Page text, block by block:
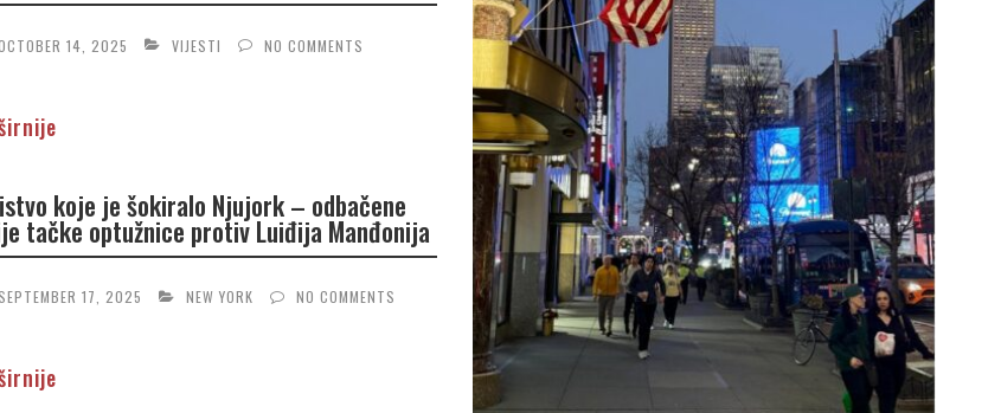
14, 2025 VIJESTI NO COMMENTS
koje je šokiralo Njujork – odbačene
tačke optužnice protiv Luiđija Manđonija
SEPTEMBER 17, 2025 NEW YORK NO COMMENTS